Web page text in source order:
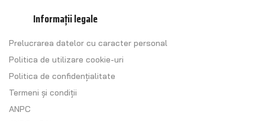
Informații legale
Prelucrarea datelor cu caracter personal
Politica de utilizare cookie-uri
Politica de confidențialitate
Termeni și condiții
ANPC